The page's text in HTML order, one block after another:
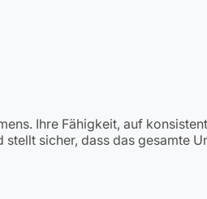
Ihre Fähigkeit, auf
sicher, dass das gesamte